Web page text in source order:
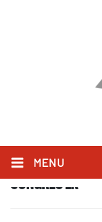
MENU
CONGRÈS LR